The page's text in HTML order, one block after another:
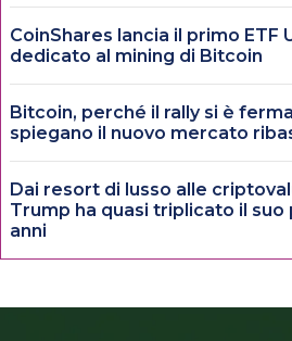
CoinShares lancia il primo ETF
dedicato al mining di Bitcoin
Bitcoin, perché il rally si è
spiegano il nuovo mercato
Dai resort di lusso alle
Trump ha quasi triplicato il suo
anni